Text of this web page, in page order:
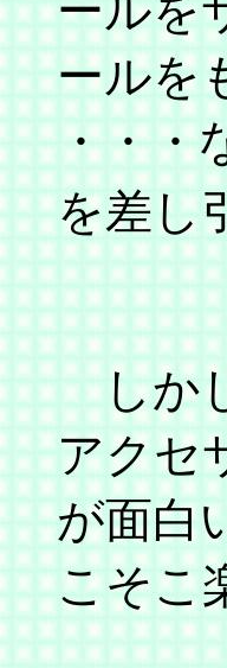
ールを
ールを
・・・
を差し
しか
アクセ
が面白
こそこ